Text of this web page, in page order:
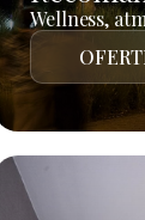
Wellness,